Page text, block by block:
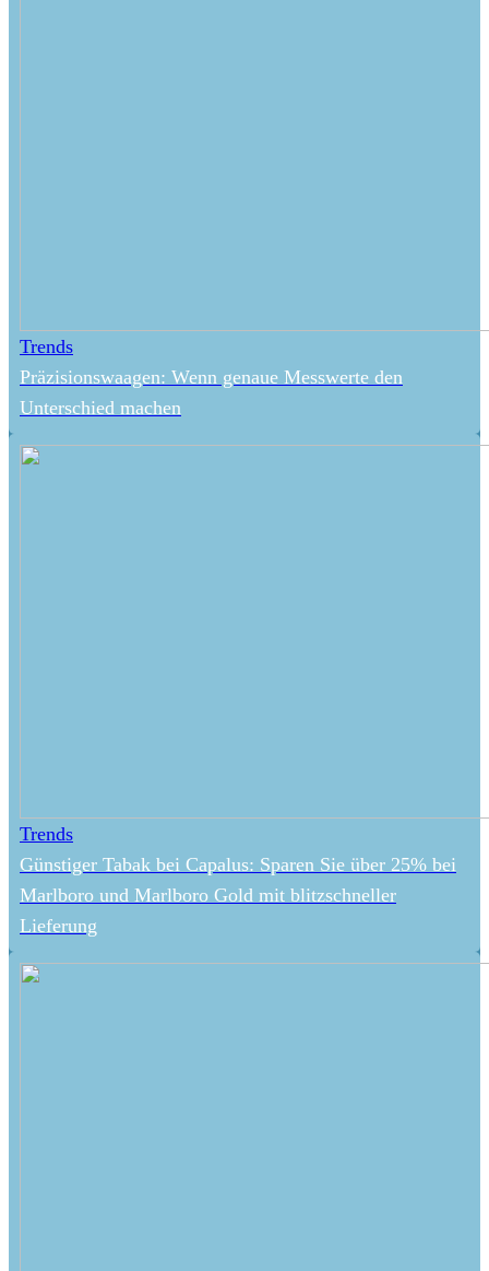
Trends
Präzisionswaagen: Wenn genaue Messwerte den
Unterschied machen
Trends
Günstiger Tabak bei Capalus: Sparen Sie über 25% bei
Marlboro und Marlboro Gold mit blitzschneller
Lieferung